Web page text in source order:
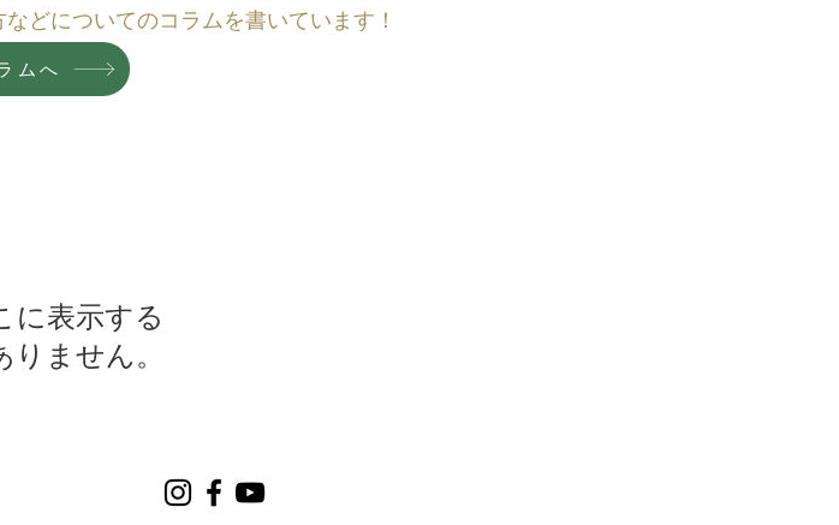
どについてのコラムを書いています！
ムへ
に表示する
りません。